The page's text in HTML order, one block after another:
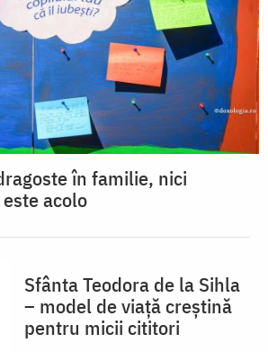
în familie, nici
acolo
Sfânta Teodora de la Sihla
– model de viaţă creştină
pentru micii cititori